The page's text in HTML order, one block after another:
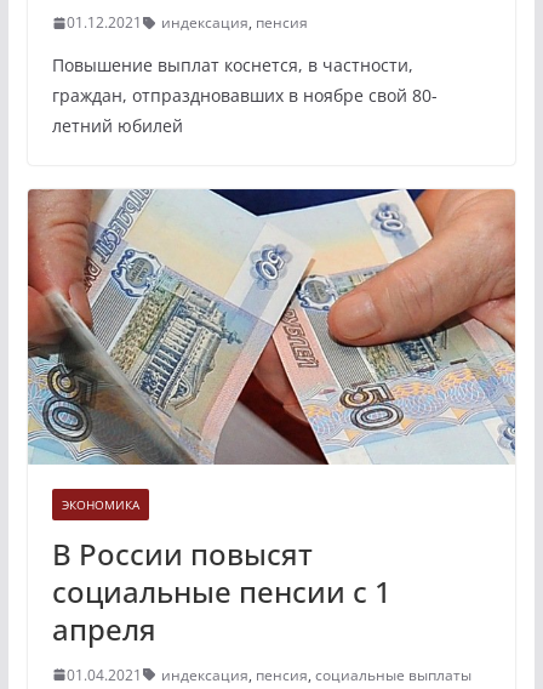
01.12.2021 индексация, пенсия
Повышение выплат коснется, в частности,
граждан, отпраздновавших в ноябре свой 80-
летний юбилей
ЭКОНОМИКА
В России повысят
социальные пенсии с 1
апреля
01.04.2021 индексация, пенсия, социальные выплаты